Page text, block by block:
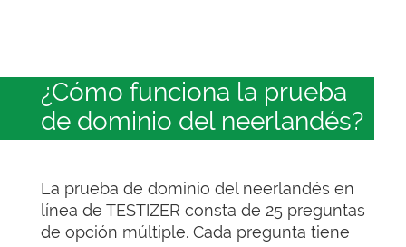
¿Cómo funciona la prueba
de dominio del neerlandés?
La prueba de dominio del neerlandés en
línea de TESTIZER consta de 25 preguntas
de opción múltiple. Cada pregunta tiene